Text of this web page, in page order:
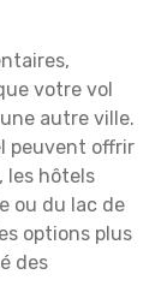
votre vol
autre ville.
peuvent offrir
les hôtels
ou du lac de
options plus
des